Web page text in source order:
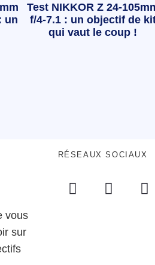
un
Test NIKKOR Z 24-
f/4-7.1 : un objectif de
qui vaut le coup !
vous
sur
RÉSEAUX SOCIAUX